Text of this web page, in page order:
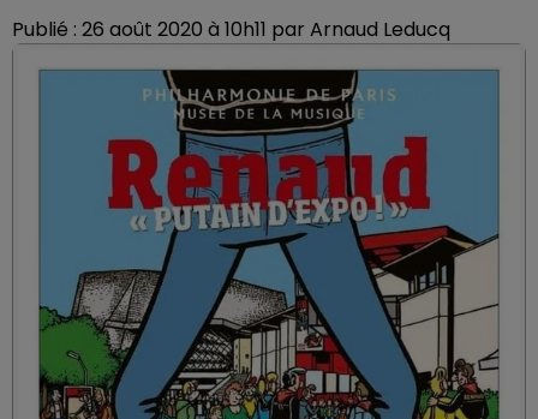
Publié : 26 août 2020 à 10h11 par Arnaud Leducq